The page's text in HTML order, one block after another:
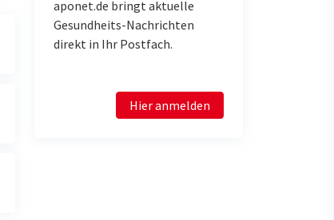
aponet.de bringt aktuelle
Gesundheits-Nachrichten
direkt in Ihr Postfach.
Hier anmelden